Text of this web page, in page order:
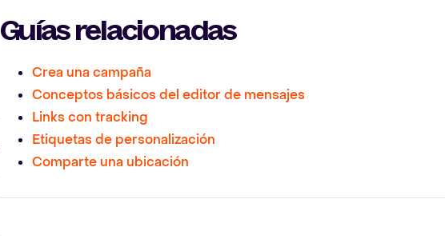
Guías relacionadas
Crea una campaña
Conceptos básicos del editor de mensajes
Links con tracking
Etiquetas de personalización
Comparte una ubicación